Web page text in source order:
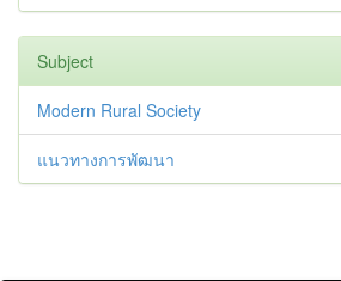
Subject
Modern Rural Society
แนวทางการพัฒนา